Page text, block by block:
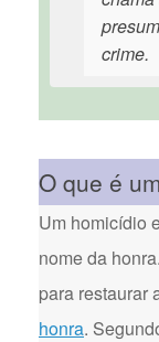
crime.
O que é
Um homicídio
nome da
para restaurar
honra.